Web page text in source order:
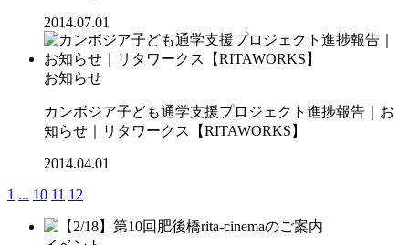
2014.07.01
お知らせ
カンボジア子ども通学支援プロジェクト進捗報告｜お
知らせ｜リタワークス【RITAWORKS】
2014.04.01
1 ... 10 11 12